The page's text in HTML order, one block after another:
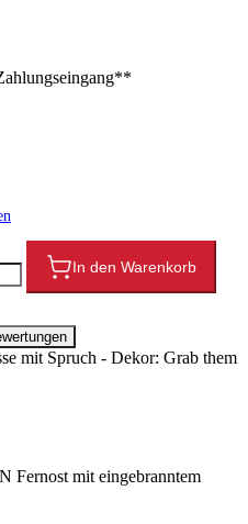
In den Warenkorb
mit Spruch - Dekor: Grab them
Fernost mit eingebranntem